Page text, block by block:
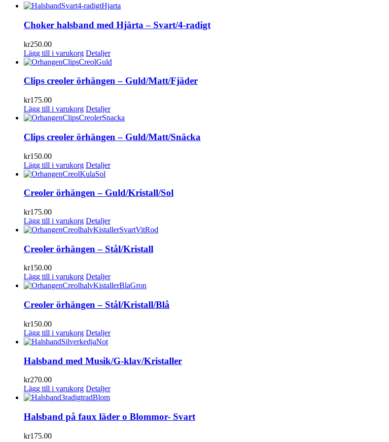
Choker halsband med Hjärta – Svart/4-radigt
kr250.00
Lägg till i varukorg Detaljer
Clips creoler örhängen – Guld/Matt/Fjäder
kr175.00
Lägg till i varukorg Detaljer
Clips creoler örhängen – Guld/Matt/Snäcka
kr150.00
Lägg till i varukorg Detaljer
Creoler örhängen – Guld/Kristall/Sol
kr175.00
Lägg till i varukorg Detaljer
Creoler örhängen – Stål/Kristall
kr150.00
Lägg till i varukorg Detaljer
Creoler örhängen – Stål/Kristall/Blå
kr150.00
Lägg till i varukorg Detaljer
Halsband med Musik/G-klav/Kristaller
kr270.00
Lägg till i varukorg Detaljer
Halsband på faux läder o Blommor- Svart
kr175.00